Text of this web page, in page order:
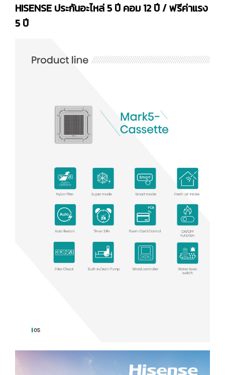
HISENSE ประกันอะไหล่ 5 ปี คอม 12 ปี / ฟรีค่าแรง
5 ปี